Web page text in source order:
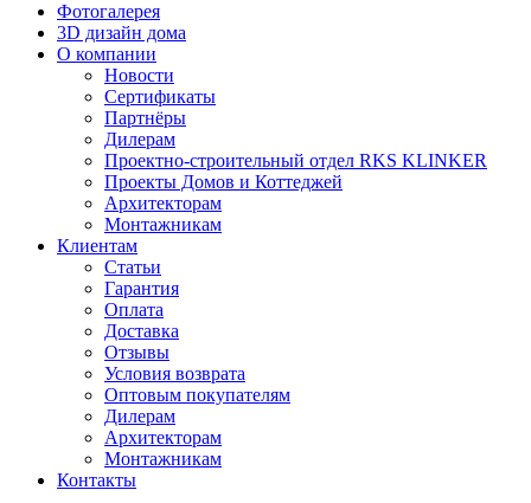
Фотогалерея
3D дизайн дома
О компании
Новости
Сертификаты
Партнёры
Дилерам
Проектно-строительный отдел RKS KLINKER
Проекты Домов и Коттеджей
Архитекторам
Монтажникам
Клиентам
Статьи
Гарантия
Оплата
Доставка
Отзывы
Условия возврата
Оптовым покупателям
Дилерам
Архитекторам
Монтажникам
Контакты